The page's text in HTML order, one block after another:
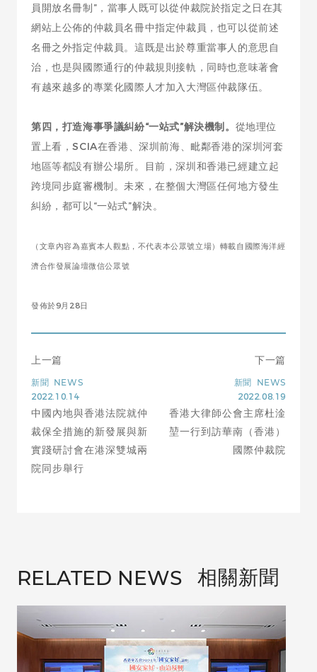
員開放名冊制”，當事人既可以從仲裁院於指定之日在其
網站上公佈的仲裁員名冊中指定仲裁員，也可以從前述
名冊之外指定仲裁員。這既是出於尊重當事人的意思自
治，也是與國際通行的仲裁規則接軌，同時也意味著會
有越來越多的專業化國際人才加入大灣區仲裁隊伍。
第四，打造海事爭議糾紛“一站式”解決機制。 從地理位
置上看，SCIA在香港、深圳前海、毗鄰香港的深圳河套
地區等都設有辦公場所。目前，深圳和香港已經建立起
跨境同步庭審機制。未來，在整個大灣區任何地方發生
糾紛，都可以“一站式”解決。
（文章內容為嘉賓本人觀點，不代表本公眾號立場）轉載自國際海洋經
濟合作發展論壇微信公眾號
發佈於9月28日
上一篇
新聞 NEWS
2022.10.14
中國內地與香港法院就仲
裁保全措施的新發展與新
實踐研討會在港深雙城兩
院同步舉行
下一篇
新聞
NEWS
2022.08.19
香港大律師公會主席杜淦
堃一行到訪華南（香港）
國際仲裁院
RELATED NEWS 相關新聞